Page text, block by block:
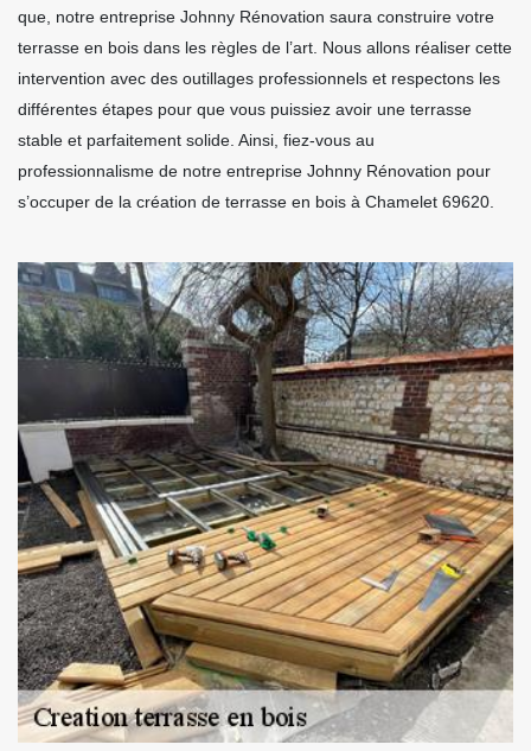
que, notre entreprise Johnny Rénovation saura construire votre
terrasse en bois dans les règles de l’art. Nous allons réaliser cette
intervention avec des outillages professionnels et respectons les
différentes étapes pour que vous puissiez avoir une terrasse
stable et parfaitement solide. Ainsi, fiez-vous au
professionnalisme de notre entreprise Johnny Rénovation pour
s’occuper de la création de terrasse en bois à Chamelet 69620.